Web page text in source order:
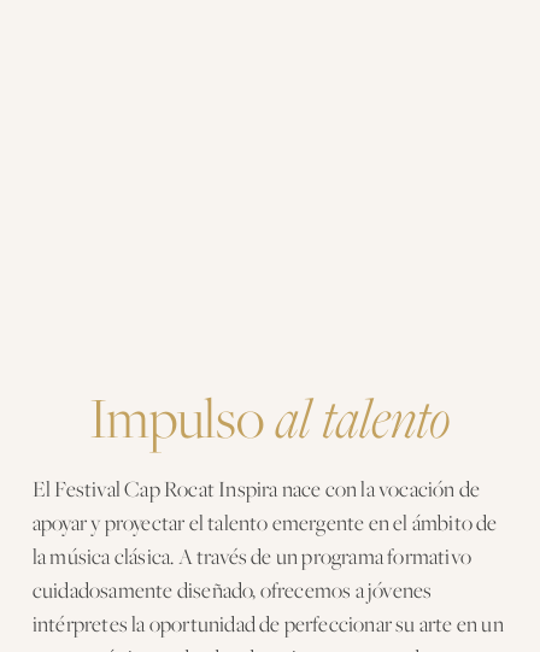
Impulso al talento
El Festival Cap Rocat Inspira nace con la vocación de
apoyar y proyectar el talento emergente en el ámbito de
la música clásica. A través de un programa formativo
cuidadosamente diseñado, ofrecemos a jóvenes
intérpretes la oportunidad de perfeccionar su arte en un